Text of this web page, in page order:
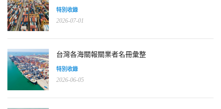
特別收錄
2026-07-01
台灣各海關報關業者名冊彙整
特別收錄
2026-06-05